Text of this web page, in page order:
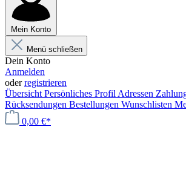
Mein Konto
Menü schließen
Dein Konto
Anmelden
oderregistrieren
Übersicht Persönliches Profil Adressen
Rücksendungen Bestellungen Wunschlisten
0,00 €*